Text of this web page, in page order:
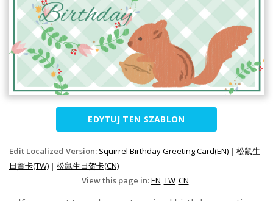
EDYTUJ TEN SZABLON
Edit Localized Version: Squirrel Birthday Greeting Card(EN) | 松鼠生
日賀卡(TW) | 松鼠生日贺卡(CN)
View this page in:EN TW CN